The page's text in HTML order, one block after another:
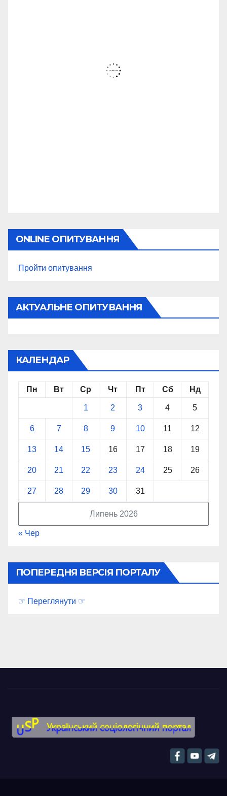
ONLINE ОПИТУВАННЯ
Пройти опитування
АКТУАЛЬНЕ ОПИТУВАННЯ
КАЛЕНДАР
Липень 2026
Пн Вт Ср Чт Пт Сб Нд
1 2 3 4 5
6 7 8 9 10 11 12
13 14 15 16 17 18 19
20 21 22 23 24 25 26
27 28 29 30 31
« Чер
ПОПЕРЕДНЯ ВЕРСІЯ ПОРТАЛУ
☞ Переглянути ☞